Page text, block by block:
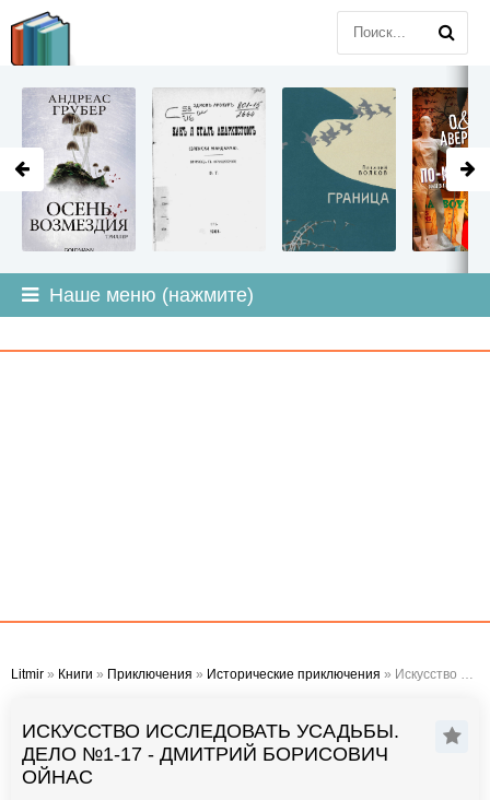
Наше меню (нажмите)
Litmir » Книги » Приключения » Исторические приключения » Искусство исследовать усадьбы. Дело №1-17 - Дмитрий Борисович Ойнас
ИСКУССТВО ИССЛЕДОВАТЬ УСАДЬБЫ.
ДЕЛО №1-17 - ДМИТРИЙ БОРИСОВИЧ
ОЙНАС
LITMIR.ORG